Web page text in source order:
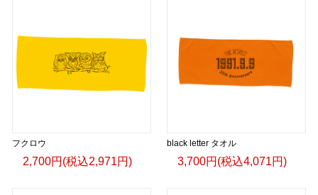
フクロウ
2,700円(税込2,971円)
black letter タオル
3,700円(税込4,071円)